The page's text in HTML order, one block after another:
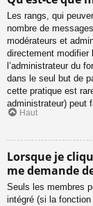
Les rangs, qui
nombre de
modérateurs et
directement modifier
l’administrateur du
dans le seul but de
cette pratique est
administrateur) peut
Haut
Lorsque je
me demande
Seuls les membres
intégré (si la